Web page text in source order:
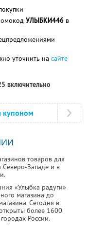
УЛЫБКИ446 в
уточнить на сайте
включительно
купоном
товаров для
Западе и в
«Улыбка радуги»
магазина до
Сегодня в
более 1600
России.